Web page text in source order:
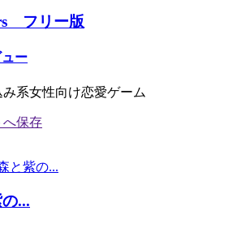
フリー版
ー
み系女性向け恋愛ゲーム
...